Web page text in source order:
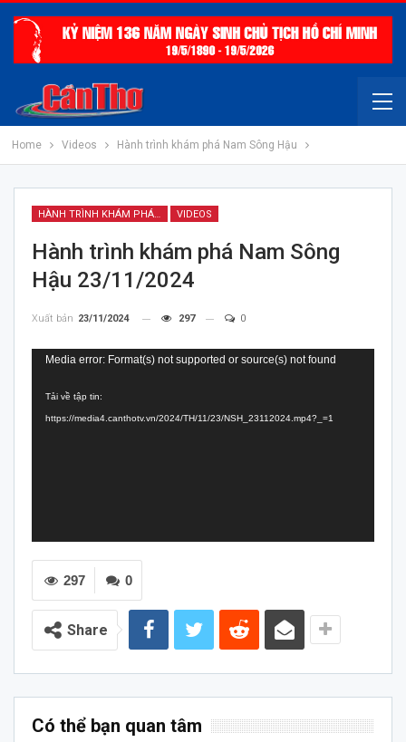
Home Videos Hành trình khám phá Nam Sông Hậu
HÀNH TRÌNH KHÁM PHÁ NAM SÔNG HẬU VIDEOS
Hành trình khám phá Nam Sông
Hậu 23/11/2024
Xuất bản 23/11/2024 297 0
Trình
Video
Media error: Format(s) not supported or source(s) not found
Tải về tập tin:
https://media4.canthotv.vn/2024/TH/11/23/NSH_23112024.mp4?_=1
0
297
Share
Có thể bạn quan tâm